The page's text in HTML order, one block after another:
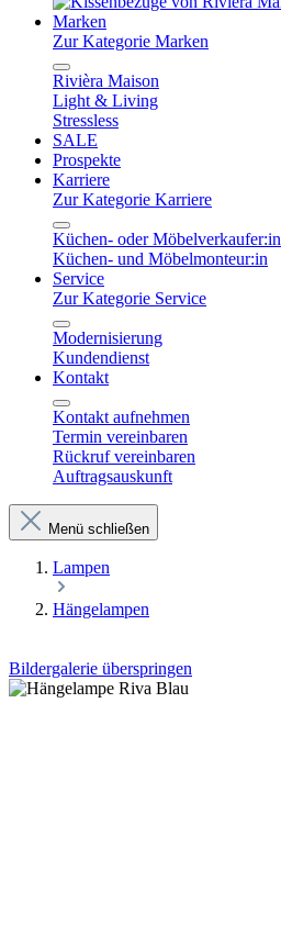
Marken
Zur Kategorie Marken
Rivièra Maison
Light & Living
Stressless
SALE
Prospekte
Karriere
Zur Kategorie Karriere
Küchen- oder Möbelverkaufer:in
Küchen- und Möbelmonteur:in
Service
Zur Kategorie Service
Modernisierung
Kundendienst
Kontakt
Kontakt aufnehmen
Termin vereinbaren
Rückruf vereinbaren
Auftragsauskunft
Menü schließen
Lampen
Hängelampen
Bildergalerie überspringen